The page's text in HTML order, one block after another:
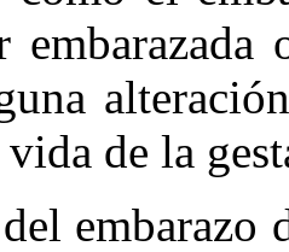
de la
embarazo